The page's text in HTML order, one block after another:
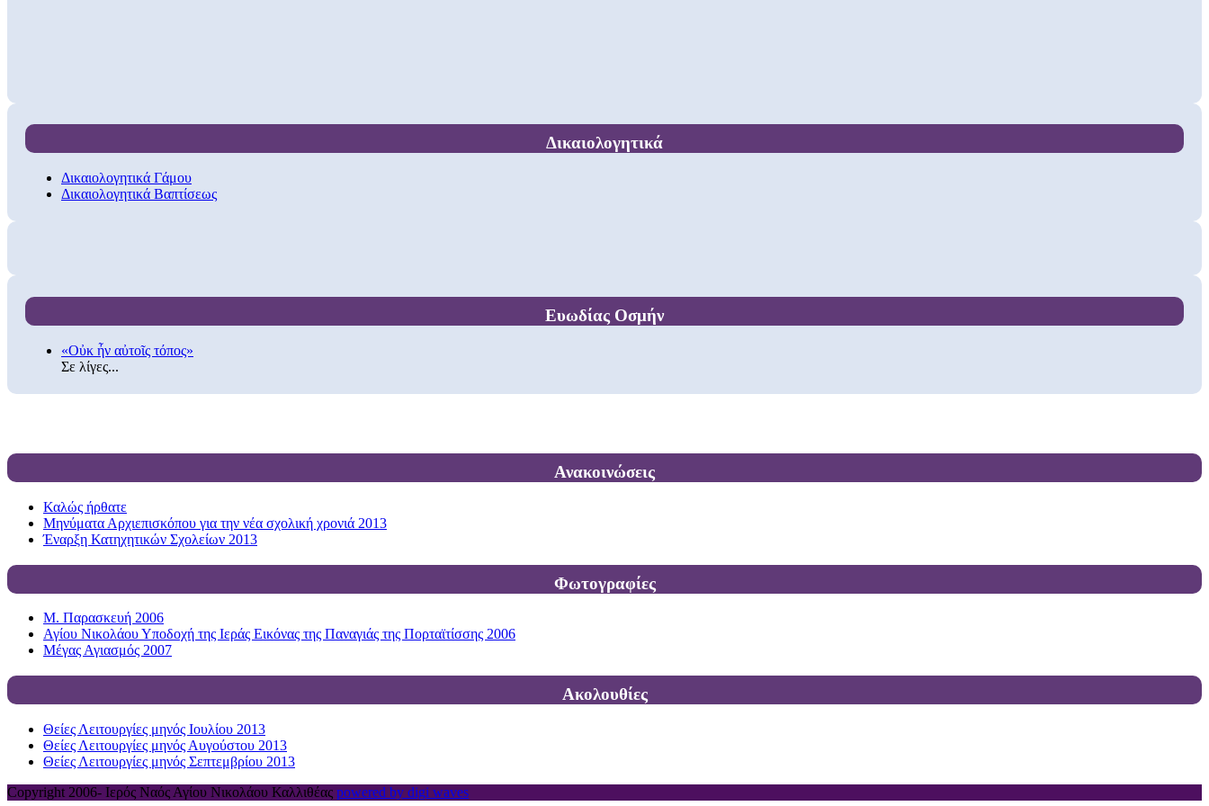
Δικαιολογητικά
Δικαιολογητικά Γάμου
Δικαιολογητικά Βαπτίσεως
Ευωδίας Οσμήν
«Οὐκ ἦν αὐτοῖς τόπος»
Σε λίγες...
Ανακοινώσεις
Καλώς ήρθατε
Μηνύματα Αρχιεπισκόπου για την νέα σχολική χρονιά 2013
Έναρξη Κατηχητικών Σχολείων 2013
Φωτογραφίες
Μ. Παρασκευή 2006
Αγίου Νικολάου Υποδοχή της Ιεράς Εικόνας της Παναγιάς της Πορταϊτίσσης 2006
Μέγας Αγιασμός 2007
Ακολουθίες
Θείες Λειτουργίες μηνός Ιουλίου 2013
Θείες Λειτουργίες μηνός Αυγούστου 2013
Θείες Λειτουργίες μηνός Σεπτεμβρίου 2013
Copyright 2006- Ιερός Ναός Αγίου Νικολάου Καλλιθέας powered by digi waves